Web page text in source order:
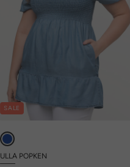
SALE
ULLA POPKEN